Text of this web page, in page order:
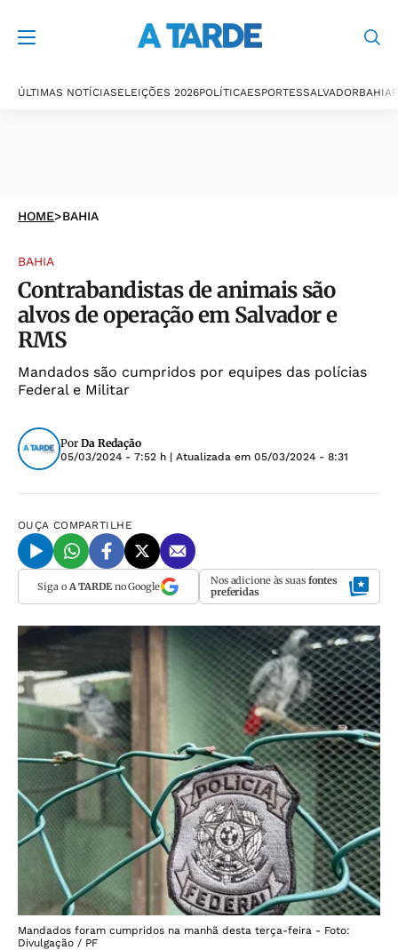
ÚLTIMAS NOTÍCIASELEIÇÕES 2026POLÍTICAESPORTESSALVADORBAHIA
HOME>BAHIA
BAHIA
Contrabandistas de animais são
alvos de operação em Salvador e
RMS
Mandados são cumpridos por equipes das polícias
Federal e Militar
Por Da Redação
05/03/2024 - 7:52 h | Atualizada em 05/03/2024 - 8:31
OUÇA COMPARTILHE
Siga o A TARDEno Google Nos adicione às suas fontes
preferidas
Mandados foram cumpridos na manhã desta terça-feira - Foto:
Divulgação / PF